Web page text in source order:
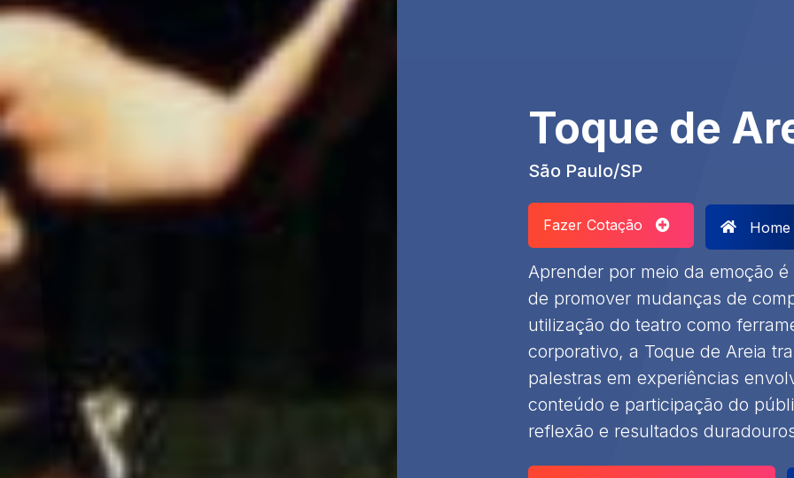
Toque de
São Paulo/SP
Fazer Cotação Home
Aprender por meio da emoção
de promover mudanças de
utilização do teatro como
corporativo, a Toque de Areia
palestras em experiências
conteúdo e participação do
reflexão e resultados